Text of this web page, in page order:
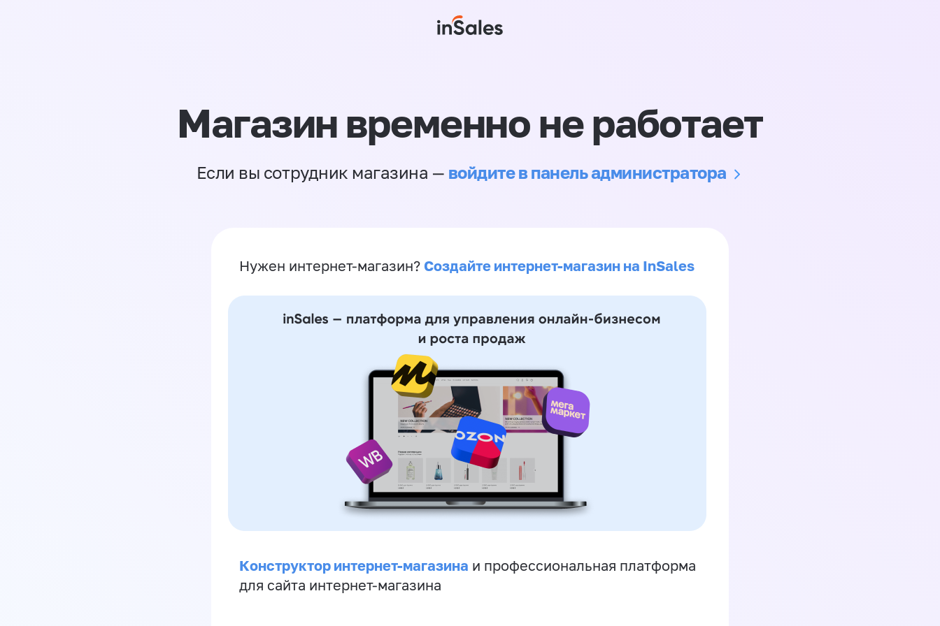
Магазин временно не работает
Если вы сотрудник магазина — войдите в панель администратора
Нужен интернет-магазин? Создайте интернет-магазин на InSales
Конструктор интернет-магазина и профессиональная платформа
для сайта интернет-магазина